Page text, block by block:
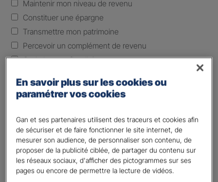
Maintenir mon niveau de revenu
Constituer une épargne
Transmettre mon patrimoine
Percevoir un complément de revenu
Optimiser ma fiscalité
Plusieurs choix possibles
Etes-vous déjà client Gan assurances ?*
Oui
Non
Civilité*
En savoir plus sur les cookies ou
paramétrer vos cookies
Gan et ses partenaires utilisent des traceurs et cookies afin
de sécuriser et de faire fonctionner le site internet, de
mesurer son audience, de personnaliser son contenu, de
proposer de la publicité ciblée, de partager du contenu sur
les réseaux sociaux, d'afficher des pictogrammes sur ses
pages ou encore de permettre la lecture de vidéos.